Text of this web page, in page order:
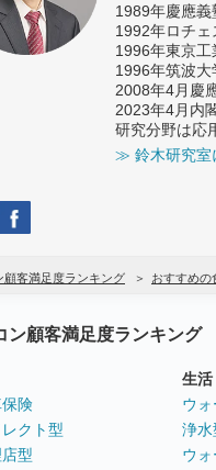
1989年慶應義
1992年ロチェ
1996年東京工
1996年筑波大
2008年4月慶
2023年4月内
研究分野は応
≫ 鈴木研究室
顧客満足度ランキング おすすめの
ン顧客満足度ランキング
険
レクト型
型
生活
ウ
浄水
ウ